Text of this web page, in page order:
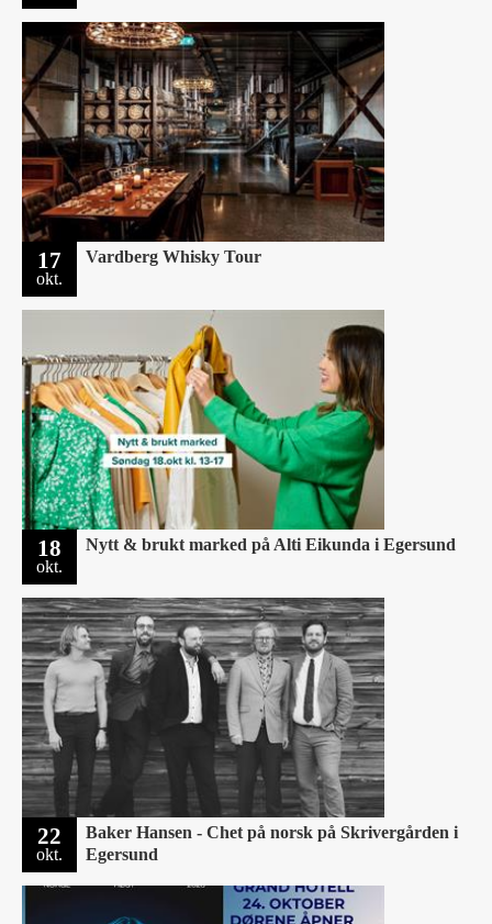
17
okt.
Vardberg Whisky Tour
18
okt.
Nytt & brukt marked på Alti Eikunda i Egersund
22
okt.
Baker Hansen - Chet på norsk på Skrivergården i
Egersund